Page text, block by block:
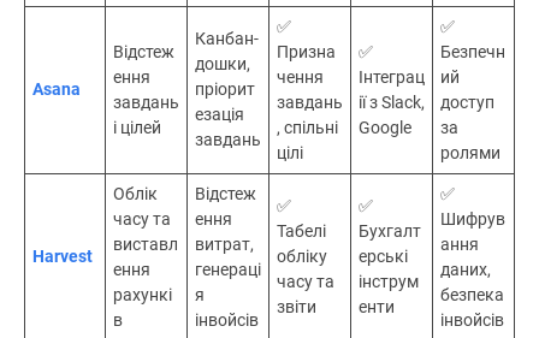
Asana
Відстеж
ення
завдань
і цілей
Канбан-
дошки,
пріорит
езація
завдань
✅
Призна
чення
завдань
, спільні
цілі
✅
Інтеграц
ії з Slack,
Google
✅
Безпечн
ий
доступ
за
ролями
Harvest
Облік
часу та
виставл
ення
рахункі
в
Відстеж
ення
витрат,
генераці
я
інвойсів
✅
Табелі
обліку
часу та
звіти
✅
Бухгалт
ерські
інструм
енти
✅
Шифрув
ання
даних,
безпека
інвойсів